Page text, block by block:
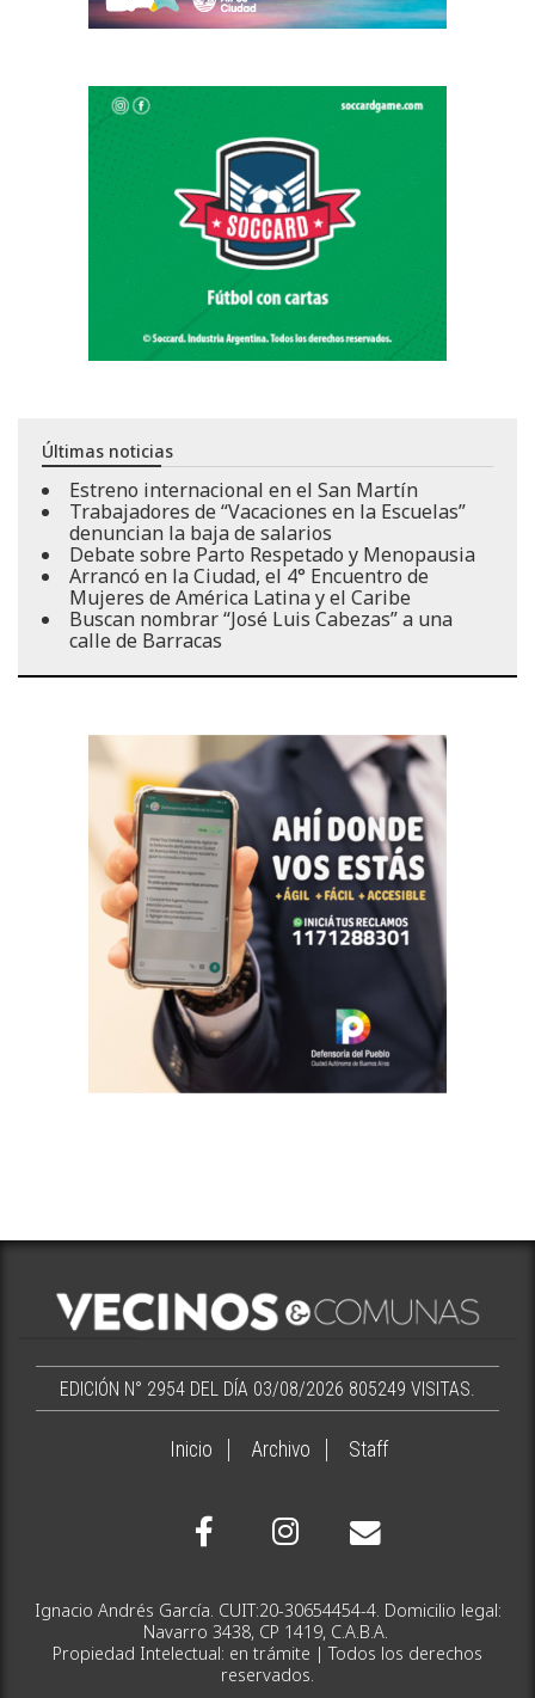
Últimas noticias
Estreno internacional en el San Martín
Trabajadores de “Vacaciones en la Escuelas”
denuncian la baja de salarios
Debate sobre Parto Respetado y Menopausia
Arrancó en la Ciudad, el 4° Encuentro de
Mujeres de América Latina y el Caribe
Buscan nombrar “José Luis Cabezas” a una
calle de Barracas
EDICIÓN N° 2954 DEL DÍA 03/08/2026 805249 VISITAS.
Inicio Archivo Staff
Ignacio Andrés García. CUIT:20-30654454-4. Domicilio legal:
Navarro 3438, CP 1419, C.A.B.A.
Propiedad Intelectual: en trámite | Todos los derechos
reservados.